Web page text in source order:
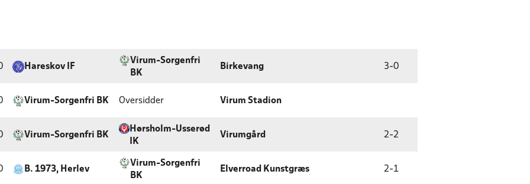
Hareskov IF
Virum-Sorgenfri
BK
Birkevang 3-0
Virum-Sorgenfri BK Oversidder Virum Stadion
Virum-Sorgenfri BK
Hørsholm-Usserød
IK
Virumgård 2-2
B. 1973, Herlev
Virum-Sorgenfri
BK
Elverroad Kunstgræs 2-1